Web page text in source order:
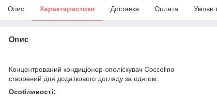
Опис Характеристики Доставка Оплата Умови
Опис
Концентрований кондиціонер-ополіскувач Coccolino
створений для додаткового догляду за одягом.
Особливості: